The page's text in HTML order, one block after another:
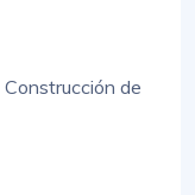
Construcción de